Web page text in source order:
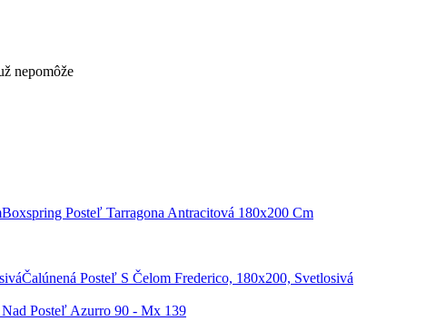
nepomôže
Boxspring Posteľ Tarragona Antracitová 180x200 Cm
Čalúnená Posteľ S Čelom Frederico, 180x200, Svetlosivá
Nad Posteľ Azurro 90 - Mx 139